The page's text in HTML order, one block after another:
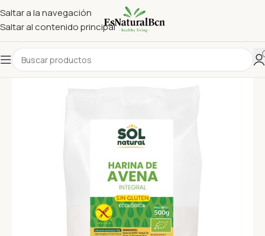
Saltar a la navegación
Saltar al contenido principal